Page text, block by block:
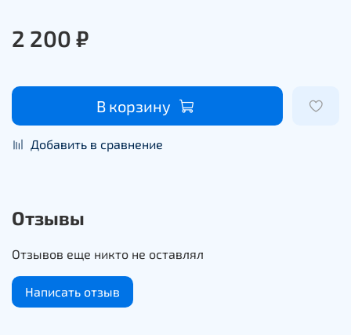
2 200 ₽
В корзину
Добавить в сравнение
Отзывы
Отзывов еще никто не оставлял
Написать отзыв